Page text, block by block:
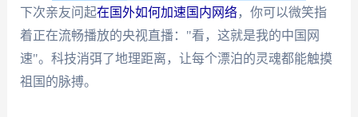
下次亲友问起在国外如何加速国内网络，你可以微笑指
着正在流畅播放的央视直播："看，这就是我的中国网
速"。科技消弭了地理距离，让每个漂泊的灵魂都能触摸
祖国的脉搏。